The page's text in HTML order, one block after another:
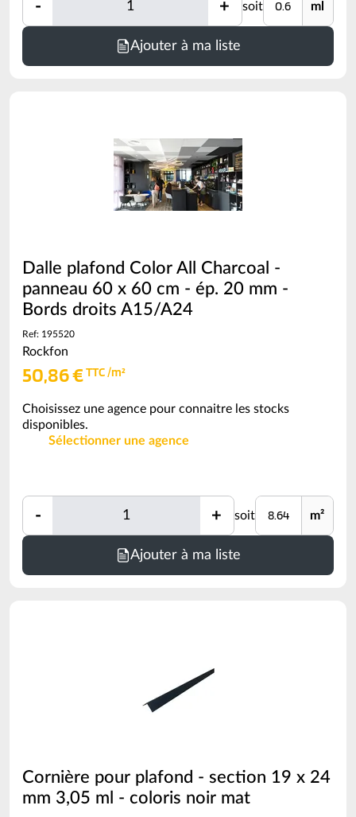
- + soit ml
Ajouter à ma liste
Minimum
conditionnement)
Dalle plafond Color All Charcoal -
panneau 60 x 60 cm - ép. 20 mm -
Bords droits A15/A24
Ref: 195520
Rockfon
50,86 €TTC /m²
Choisissez une agence pour connaitre les stocks
disponibles.
Sélectionner une agence
- Quantité + soit Unité m²
Ajouter à ma liste
Minimum
Cornière pour plafond - section 19 x 24
mm 3,05 ml - coloris noir mat